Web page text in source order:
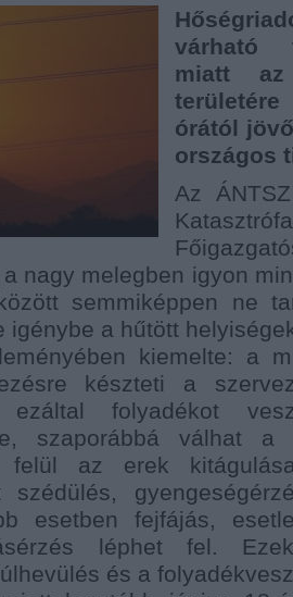
várható
miatt
órától
országos
Az
nagy melegben igyon
semmiképpen ne
igénybe a hűtött
kiemelte: a
készteti a
ezáltal folyadékot
szaporábbá válhat
felül az erek
szédülés,
esetben fejfájás,
léphet fel.
és a